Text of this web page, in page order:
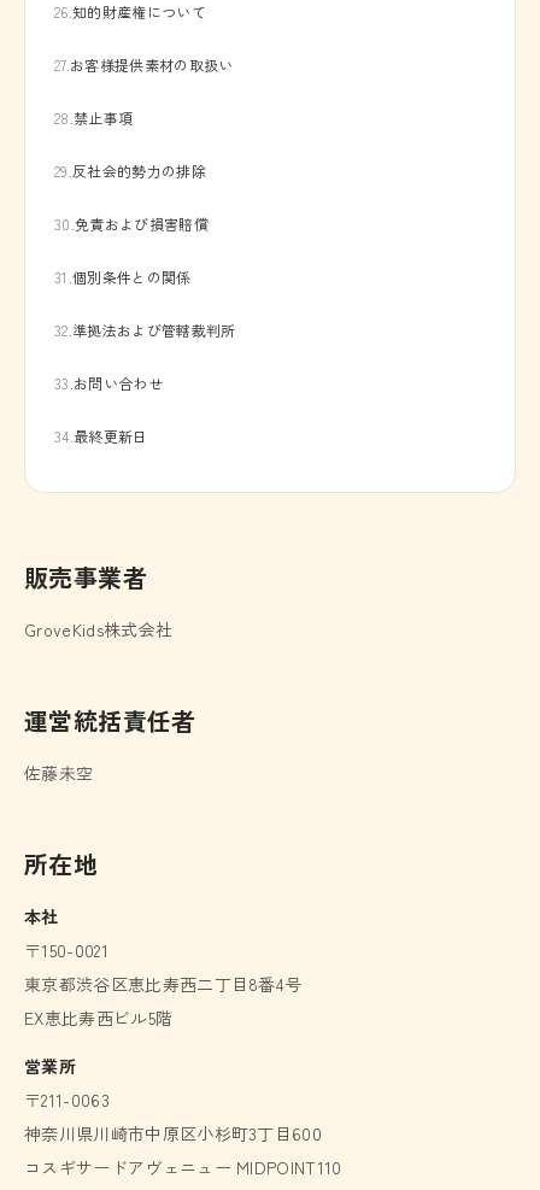
26. 知的財産権について
27. お客様提供素材の取扱い
28. 禁止事項
29. 反社会的勢力の排除
30. 免責および損害賠償
31. 個別条件との関係
32. 準拠法および管轄裁判所
33. お問い合わせ
34. 最終更新日
販売事業者
GroveKids株式会社
運営統括責任者
佐藤未空
所在地
本社
〒150-0021
東京都渋谷区恵比寿西二丁目8番4号
EX恵比寿西ビル5階
営業所
〒211-0063
神奈川県川崎市中原区小杉町3丁目600
コスギサードアヴェニュー MIDPOINT110